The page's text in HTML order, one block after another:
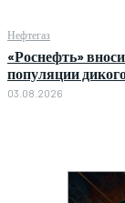
Нефтегаз
«Роснефть»
популяции
03.08.2026